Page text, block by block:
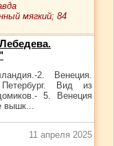
мягкий; 84
2. Венеция.
Вид из
5. Венеция
вышк...
11 апреля 2025